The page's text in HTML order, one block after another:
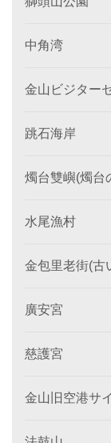
中角湾
金山ビジター
跳石海岸
燭台雙嶼(燭台
水尾漁村
金包里老街(古
廣安宮
慈護宮
金山旧空港サ